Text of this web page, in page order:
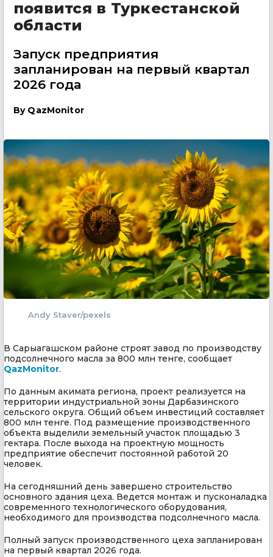
появится в Туркестанской
области
Запуск предприятия
запланирован на первый квартал
2026 года
By QazMonitor
Andy Staver/pexels
В Сарыагашском районе строят завод по производству
подсолнечного масла за 800 млн тенге, сообщает
QazMonitor.
По данным акимата региона, проект реализуется на
территории индустриальной зоны Дарбазинского
сельского округа. Общий объем инвестиций составляет
800 млн тенге. Под размещение производственного
объекта выделили земельный участок площадью 3
гектара. После выхода на проектную мощность
предприятие обеспечит постоянной работой 20
человек.
На сегодняшний день завершено строительство
основного здания цеха. Ведется монтаж и пусконаладка
современного технологического оборудования,
необходимого для производства подсолнечного масла.
Полный запуск производственного цеха запланирован
на первый квартал 2026 года.